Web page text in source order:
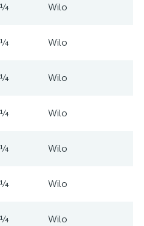
Wilo
Wilo
Wilo
Wilo
Wilo
Wilo
Wilo